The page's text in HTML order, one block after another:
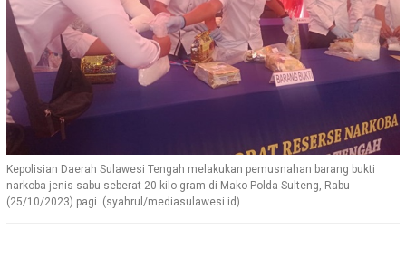
Kepolisian Daerah Sulawesi Tengah melakukan pemusnahan barang bukti
narkoba jenis sabu seberat 20 kilo gram di Mako Polda Sulteng, Rabu
(25/10/2023) pagi. (syahrul/mediasulawesi.id)